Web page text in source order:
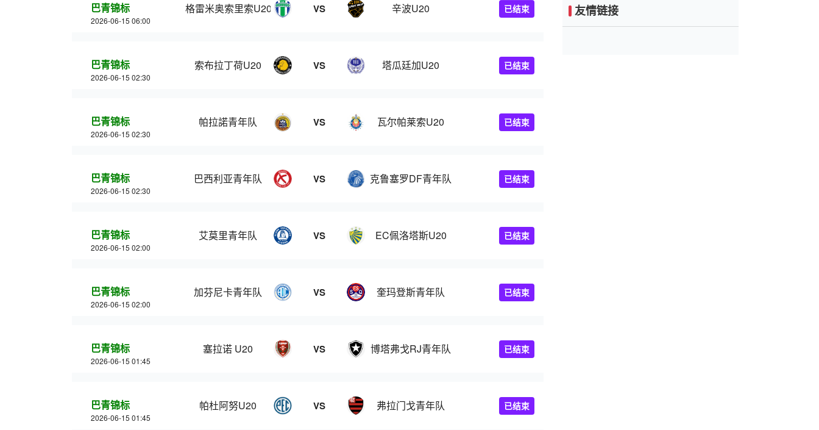
巴青锦标
2026-06-15 06:00
格雷米奥索里索U20 VS 辛波U20 已结束
巴青锦标
2026-06-15 02:30
索布拉丁荷U20 VS 塔瓜廷加U20 已结束
巴青锦标
2026-06-15 02:30
帕拉諾青年队 VS 瓦尔帕莱索U20 已结束
巴青锦标
2026-06-15 02:30
巴西利亚青年队 VS 克鲁塞罗DF青年队 已结束
巴青锦标
2026-06-15 02:00
艾莫里青年队 VS EC佩洛塔斯U20 已结束
巴青锦标
2026-06-15 02:00
加芬尼卡青年队 VS 奎玛登斯青年队 已结束
巴青锦标
2026-06-15 01:45
塞拉诺 U20 VS 博塔弗戈RJ青年队 已结束
巴青锦标
2026-06-15 01:45
帕杜阿努U20 VS 弗拉门戈青年队 已结束
友情链接